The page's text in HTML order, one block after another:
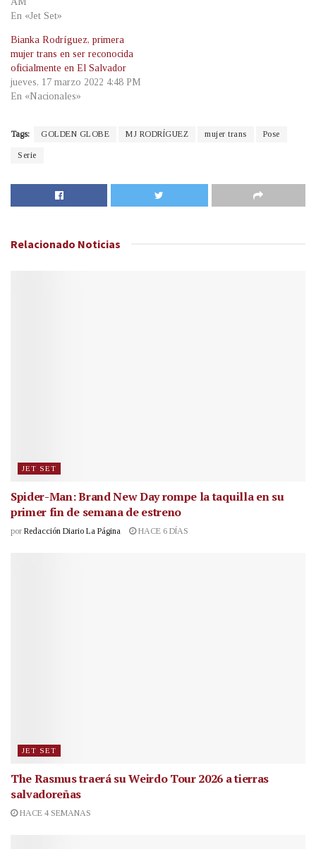
En «Jet Set»
Bianka Rodríguez, primera
mujer trans en ser reconocida
oficialmente en El Salvador
jueves, 17 marzo 2022 4:48 PM
En «Nacionales»
Tags: GOLDEN GLOBE MJ RODRÍGUEZ mujer trans Pose
Serie
Relacionado Noticias
JET SET
Spider-Man: Brand New Day rompe la taquilla en su
primer fin de semana de estreno
por Redacción Diario La Página HACE 6 DÍAS
JET SET
The Rasmus traerá su Weirdo Tour 2026 a tierras
salvadoreñas
HACE 4 SEMANAS